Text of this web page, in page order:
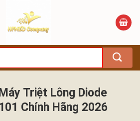
Triệt Lông Diode
Chính Hãng 2026